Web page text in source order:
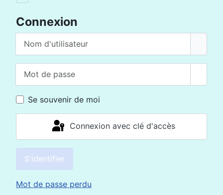
Connexion
Se souvenir de moi
Connexion avec clé d'accès
S'identifier
Mot de passe perdu